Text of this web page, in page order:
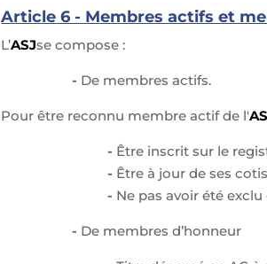
Article 6 - Membres actifs et
L’ASJse compose :
- De membres actifs.
Pour être reconnu membre actif de l'
- Être inscrit sur le
- Être à jour de ses
- Ne pas avoir été
- De membres d’honneur